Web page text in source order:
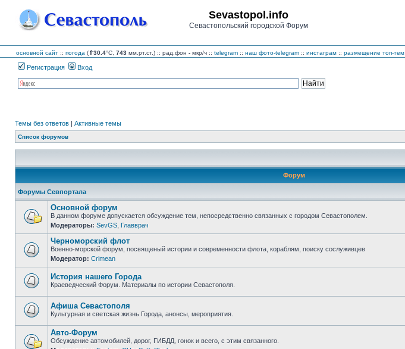
Sevastopol.info
Севастопольский городской Форум
основной сайт :: погода (⇑30.4°C, 743 мм.рт.ст.) :: рад.фон - мкр/ч :: telegram :: наш фото-telegram :: инстаграм :: размещение топ-тем
Регистрация Вход
Темы без ответов | Активные темы
Список форумов
Форум
Форумы Севпортала
Нет
непрочитанных
сообщений
Основной форум
В данном форуме допускается обсуждение тем, непосредственно связанных с городом Севастополем.
Модераторы: SevGS Главврач
Нет
непрочитанных
сообщений
Черноморский флот
Военно-морской форум, посвященый истории и современности флота, кораблям, поиску сослуживцев
Модератор: Crimean
непрочитанных
сообщений
История нашего Города
Краеведческий Форум. Материалы по истории Севастополя.
непрочитанных
сообщений
Афиша Севастополя
Культурная и светская жизнь Города, анонсы, мероприятия.
Авто-Форум
Обсуждение автомобилей, дорог, ГИБДД, гонок и всего, с этим связанного.